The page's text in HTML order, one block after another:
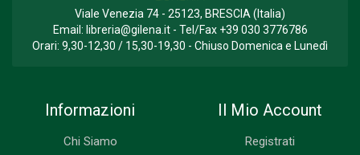
Viale Venezia 74 - 25123, BRESCIA (Italia)
Email: libreria@gilena.it- Tel/Fax +39 030 3776786
Orari: 9,30-12,30 / 15,30-19,30 - Chiuso Domenica e Lunedì
Informazioni
Chi Siamo
Il Mio Account
Registrati